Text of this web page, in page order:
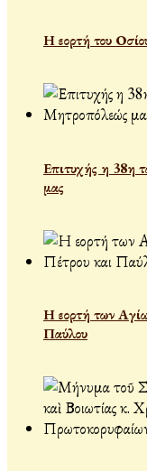
Η εορτή του
Επιτυχής η 38η
μας
Η εορτή των
Παύλου